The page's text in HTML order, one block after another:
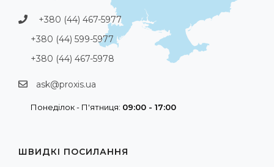
+380 (44) 467-5977
+380 (44) 599-5977
+380 (44) 467-5978
ask@proxis.ua
Понеділок - П'ятниця: 09:00 - 17:00
ШВИДКІ ПОСИЛАННЯ